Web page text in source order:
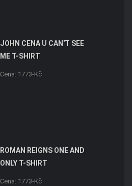
JOHN CENA U CAN'T SEE
ME T-SHIRT
Cena: 1773-Kč
ROMAN REIGNS ONE AND
ONLY T-SHIRT
Cena: 1773-Kč